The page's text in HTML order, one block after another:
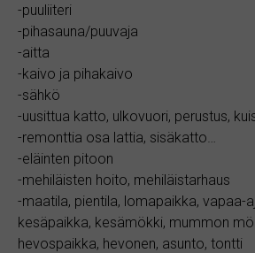
-puuliiteri
-pihasauna/puuvaja
-aitta
-kaivo ja pihakaivo
-sähkö
-uusittua katto, ulkovuori, perustus,
-remonttia osa lattia, sisäkatto…
-eläinten pitoon
-mehiläisten hoito, mehiläistarhaus
-maatila, pientila, lomapaikka, vapaa-
kesäpaikka, kesämökki, mummon
hevospaikka, hevonen, asunto, tontti